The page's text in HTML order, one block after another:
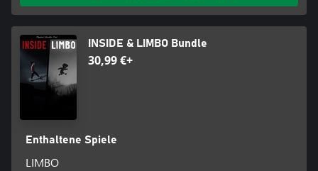
INSIDE & LIMBO Bundle
30,99 €+
Enthaltene Spiele
LIMBO